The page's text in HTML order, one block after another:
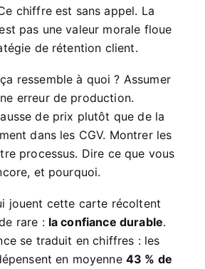
chiffre est sans appel. La
pas une valeur morale floue
de rétention client.
ressemble à quoi ? Assumer
erreur de production.
de prix plutôt que de la
dans les CGV. Montrer les
processus. Dire ce que vous
et pourquoi.
jouent cette carte récoltent
rare : la confiance durable.
se traduit en chiffres : les
en moyenne 43 % de